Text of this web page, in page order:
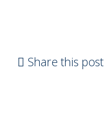
Share this post